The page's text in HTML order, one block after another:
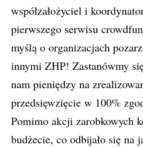
współzałożyciel i
pierwszego serwisu
myślą o organizacjach
innymi ZHP! Zastanówmy
nam pieniędzy na
przedsięwzięcie w 100%
Pomimo akcji zarobkowych
budżecie, co odbijało się na